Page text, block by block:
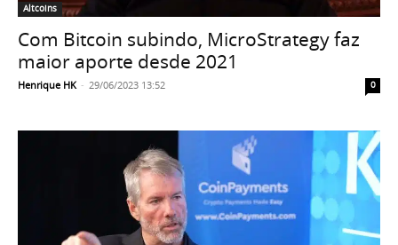
Altcoins
Com Bitcoin subindo, MicroStrategy faz
maior aporte desde 2021
Henrique HK - 29/06/2023 13:52 0